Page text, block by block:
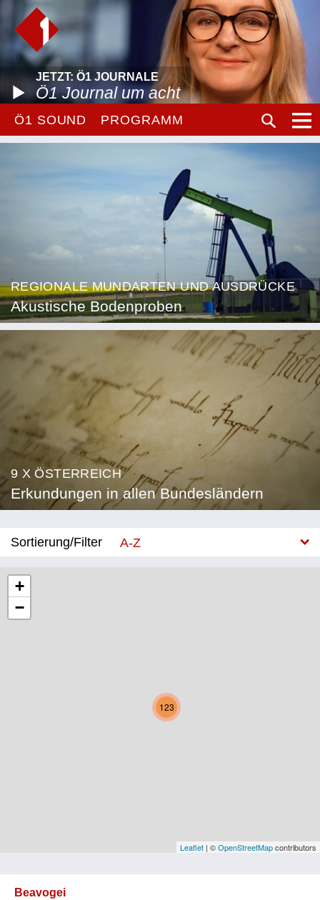
JETZT: Ö1 JOURNALE
Ö1 Journal um acht
Ö1 SOUND PROGRAMM
REGIONALE MUNDARTEN UND AUSDRÜCKE
Akustische Bodenproben
9 X ÖSTERREICH
Erkundungen in allen Bundesländern
Sortierung/Filter
A-Z
Niederösterreich
Oberösterreich
Vorarlberg
123
+
−
Leaflet | ©OpenStreetMapcontributors
Beavogei